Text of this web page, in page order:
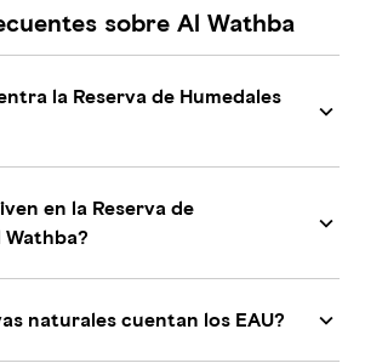
sobre Al Wathba
la Reserva de Humedales
en la Reserva de
Wathba?
naturales cuentan los EAU?